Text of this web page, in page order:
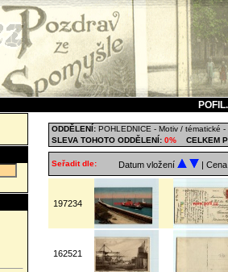
ODDĚLENÍ: POHLEDNICE - Motiv / tématické -
SLEVA TOHOTO ODDĚLENÍ: 0% CELKEM
Seřadit dle: Datum vložení |
197234
162521